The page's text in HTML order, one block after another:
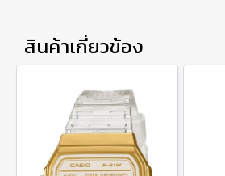
สินค้าเกี่ยวข้อง